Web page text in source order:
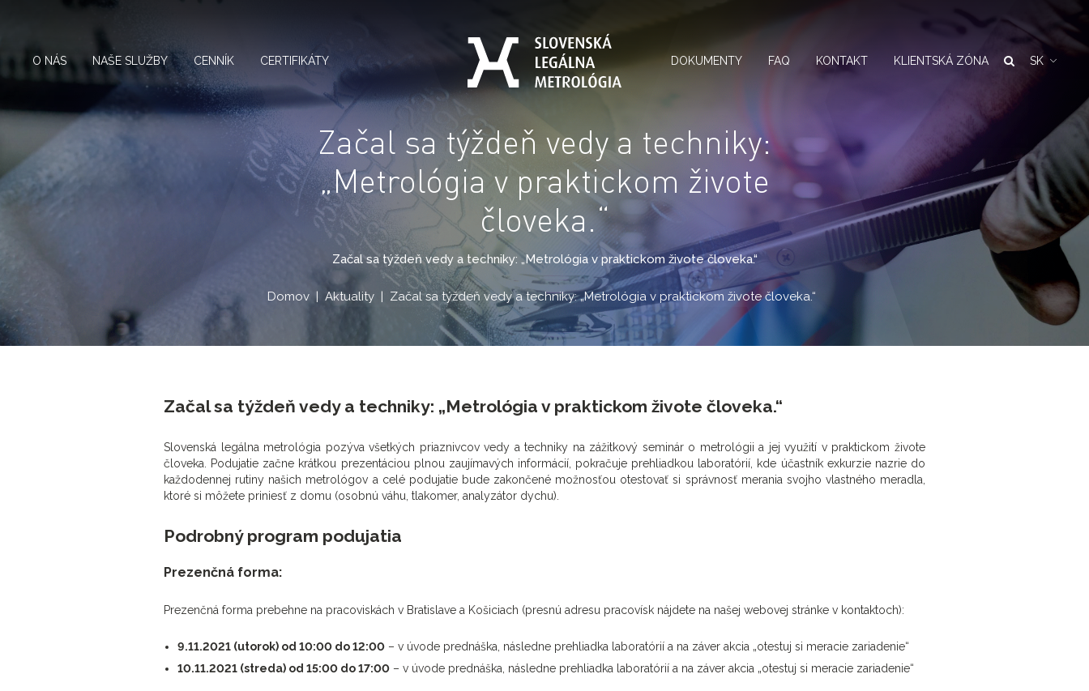
O NÁS NAŠE SLUŽBY CENNÍK CERTIFIKÁTY DOKUMENTY FAQ KONTAKT KLIENTSKÁ ZÓNA SK
Začal sa týždeň vedy a techniky:
„Metrológia v praktickom živote
človeka.“
Začal sa týždeň vedy a techniky: „Metrológia v praktickom živote človeka.“
Domov Aktuality Začal sa týždeň vedy a techniky: „Metrológia v praktickom živote človeka.“
Začal sa týždeň vedy a techniky: „Metrológia v praktickom živote človeka.“
Slovenská legálna metrológia pozýva všetkých priaznivcov vedy a techniky na zážitkový seminár o metrológii a jej využití v praktickom živote
človeka. Podujatie začne krátkou prezentáciou plnou zaujímavých informácií, pokračuje prehliadkou laboratórií, kde účastník exkurzie nazrie do
každodennej rutiny našich metrológov a celé podujatie bude zakončené možnosťou otestovať si správnosť merania svojho vlastného meradla,
ktoré si môžete priniesť z domu (osobnú váhu, tlakomer, analyzátor dychu).
Podrobný program podujatia
Prezenčná forma:
Prezenčná forma prebehne na pracoviskách v Bratislave a Košiciach (presnú adresu pracovísk nájdete na našej webovej stránke v kontaktoch):
9.11.2021 (utorok) od 10:00 do 12:00– v úvode prednáška, následne prehliadka laboratórií a na záver akcia „otestuj si meracie zariadenie“
10.11.2021 (streda) od 15:00 do 17:00– v úvode prednáška, následne prehliadka laboratórií a na záver akcia „otestuj si meracie zariadenie“